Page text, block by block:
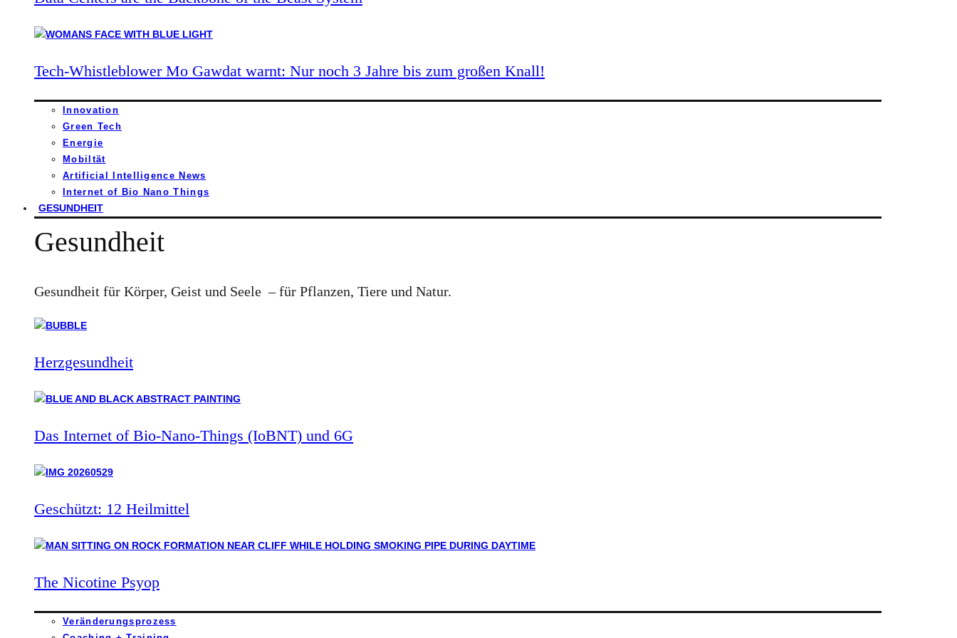
Tech-Whistleblower Mo Gawdat warnt: Nur noch 3 Jahre bis zum großen Knall!
Innovation
Green Tech
Energie
Mobiltät
Artificial Intelligence News
Internet of Bio Nano Things
GESUNDHEIT
Gesundheit
Gesundheit für Körper, Geist und Seele – für Pflanzen, Tiere und Natur.
Herzgesundheit
Das Internet of Bio-Nano-Things (IoBNT) und 6G
Geschützt: 12 Heilmittel
The Nicotine Psyop
Veränderungsprozess